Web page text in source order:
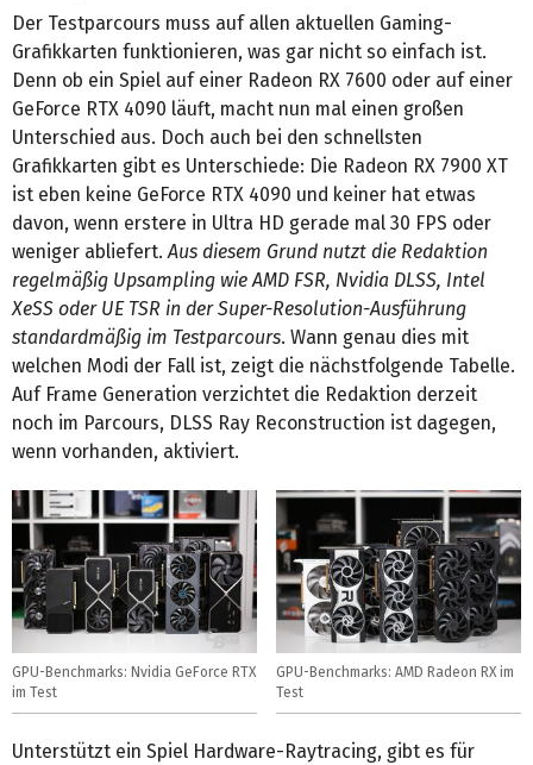
Der Testparcours muss auf allen aktuellen Gaming-
Grafikkarten funktionieren, was gar nicht so einfach ist.
Denn ob ein Spiel auf einer Radeon RX 7600 oder auf einer
GeForce RTX 4090 läuft, macht nun mal einen großen
Unterschied aus. Doch auch bei den schnellsten
Grafikkarten gibt es Unterschiede: Die Radeon RX 7900 XT
ist eben keine GeForce RTX 4090 und keiner hat etwas
davon, wenn erstere in Ultra HD gerade mal 30 FPS oder
weniger abliefert.Aus diesem Grund nutzt die Redaktion
regelmäßig Upsampling wie AMD FSR, Nvidia DLSS, Intel
XeSS oder UE TSR in der Super-Resolution-Ausführung
standardmäßig im Testparcours. Wann genau dies mit
welchen Modi der Fall ist, zeigt die nächstfolgende Tabelle.
Auf Frame Generation verzichtet die Redaktion derzeit
noch im Parcours, DLSS Ray Reconstruction ist dagegen,
wenn vorhanden, aktiviert.
GPU-Benchmarks: Nvidia GeForce RTX
im Test
GPU-Benchmarks: AMD Radeon RX im
Test
Unterstützt ein Spiel Hardware-Raytracing, gibt es für